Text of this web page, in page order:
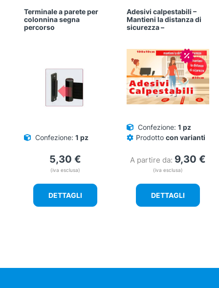
Terminale a parete per
colonnina segna
percorso
Confezione: 1 pz
5,30 €
(iva esclusa)
DETTAGLI
Adesivi calpestabili –
Mantieni la distanza di
sicurezza –
In
Confezione: 1 pz
Prodotto con varianti
A partire da: 9,30 €
(iva esclusa)
DETTAGLI